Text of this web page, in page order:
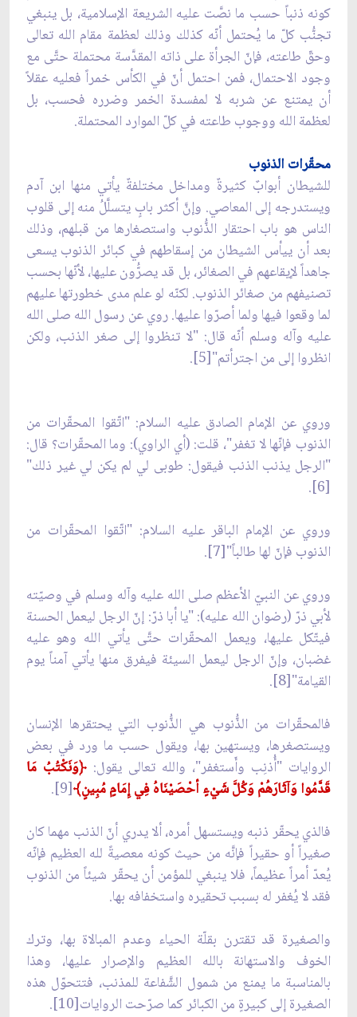
كونه ذنباً حسب ما نصَّت عليه الشريعة الإسلامية، بل ينبغي
تجنُّب كلّ ما يُحتمل أنّه كذلك وذلك لعظمة مقام الله تعالى
وحقّ طاعته، فإنّ الجرأة على ذاته المقدَّسة محتملة حتَّى مع
وجود الاحتمال، فمن احتمل أنّ في الكأس خمراً فعليه عقلاً
أن يمتنع عن شربه لا لمفسدة الخمر وضرره فحسب، بل
لعظمة الله ووجوب طاعته في كلّ الموارد المحتملة.
محقّرات الذنوب
للشيطان أبوابٌ كثيرةٌ ومداخل مختلفةٌ يأتي منها ابن آدم
ويستدرجه إلى المعاصي. وإنَّ أكثر بابٍ يتسلَّلُ منه إلى قلوب
الناس هو باب احتقار الذُّنوب واستصغارها من قبلهم، وذلك
بعد أن ييأس الشيطان من إسقاطهم في كبائر الذنوب يسعى
جاهداً لإيقاعهم في الصغائر، بل قد يصرُّون عليها، لأنّها بحسب
تصنيفهم من صغائر الذنوب. لكنّه لو علم مدى خطورتها عليهم
لما وقعوا فيها ولما أصرّوا عليها. روي عن رسول الله صلى الله
عليه وآله وسلم أنّه قال: "لا تنظروا إلى صغر الذنب، ولكن
انظروا إلى من اجترأتم"[5].
وروي عن الإمام الصادق عليه السلام: "اتّقوا المحقّرات من
الذنوب فإنّها لا تغفر"، قلت: (أي الراوي): وما المحقّرات؟ قال:
"الرجل يذنب الذنب فيقول: طوبى لي لم يكن لي غير ذلك"
[6].
وروي عن الإمام الباقر عليه السلام: "اتّقوا المحقّرات من
الذنوب فإنّ لها طالباً"[7].
وروي عن النبيّ الأعظم صلى الله عليه وآله وسلم في وصيّته
لأبي ذرّ (رضوان الله عليه): "يا أبا ذرّ: إنّ الرجل ليعمل الحسنة
فيتّكل عليها، ويعمل المحقّرات حتَّى يأتي الله وهو عليه
غضبان، وإنّ الرجل ليعمل السيئة فيفرق منها يأتي آمناً يوم
القيامة"[8].
فالمحقّرات من الذُّنوب هي الذُّنوب التي يحتقرها الإنسان
ويستصغرها، ويستهين بها، ويقول حسب ما ورد في بعض
الروايات "أُذنِب وأَستغفر"، والله تعالى يقول:﴿وَنَكْتُبُ مَا
قَدَّمُوا وَآثَارَهُمْ وَكُلَّ شَيْءٍ أحْصَيْنَاهُ فِي إِمَامٍ مُبِينٍ﴾[9].
فالذي يحقّر ذنبه ويستسهل أمره، ألا يدري أنّ الذنب مهما كان
صغيراً أو حقيراً فإنَّه من حيث كونه معصيةً لله العظيم فإنّه
يُعدّ أمراً عظيماً، فلا ينبغي للمؤمن أن يحقّر شيئاً من الذنوب
فقد لا يُغفر له بسبب تحقيره واستخفافه بها.
والصغيرة قد تقترن بقلّة الحياء وعدم المبالاة بها، وترك
الخوف والاستهانة بالله العظيم والإصرار عليها، وهذا
بالمناسبة ما يمنع من شمول الشَّفاعة للمذنب، فتتحوّل هذه
الصغيرة إلى كبيرةٍ من الكبائر كما صرّحت الروايات[10].